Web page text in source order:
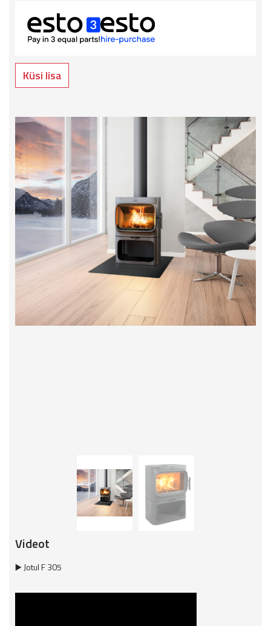
Küsi lisa
Videot
▶️ Jotul F 305